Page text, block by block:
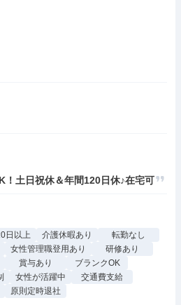
！土日祝休＆年間120日休♪在宅可
日以上 介護休暇あり
転勤なし
女性管理職登用あり
研修あり
賞与あり
ブランクOK
女性が活躍中
交通費支給
原則定時退社